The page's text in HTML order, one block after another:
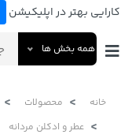
کارایی بهتر در اپلیکیشن
همه بخش ها
خانه محصولات
عطر و ادکلن مردانه